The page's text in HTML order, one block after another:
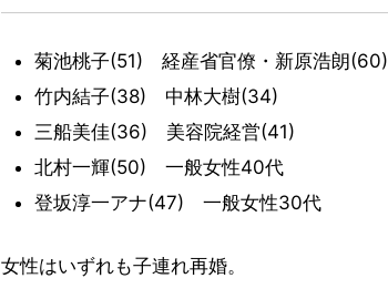
菊池桃子(51) 経産省官僚・新原浩朗(60)
竹内結子(38) 中林大樹(34)
三船美佳(36) 美容院経営(41)
北村一輝(50) 一般女性40代
登坂淳一アナ(47) 一般女性30代
女性はいずれも子連れ再婚。